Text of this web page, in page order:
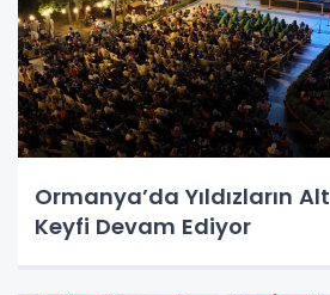
Ormanya’da Yıldızların
Keyfi Devam Ediyor